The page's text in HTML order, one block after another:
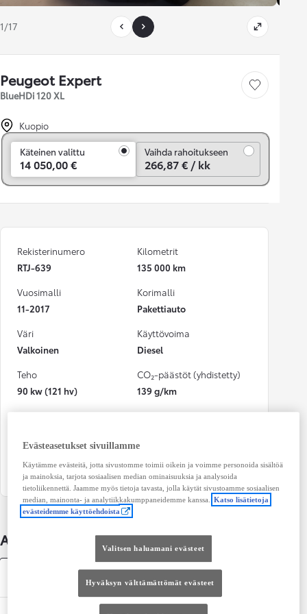
1/17
Peugeot Expert
BlueHDi 120 XL
Tallenna auto
Kuopio
Käteinen valittu
14 050,00 €
Vaihda rahoitukseen
266,87 € / kk
Rekisterinumero
RTJ-639
Kilometrit
135 000 km
Vuosimalli
11-2017
Korimalli
Pakettiauto
Väri
Valkoinen
Käyttövoima
Diesel
Teho
90 kw (121 hv)
CO₂-päästöt (yhdistetty)
139 g/km
Auton lisätiedot
Tekniset tiedot
Evästeasetukset sivuillamme
Käytämme evästeitä, jotta sivustomme toimii oikein ja voimme personoida sisältöä
ja mainoksia, tarjota sosiaalisen median ominaisuuksia ja analysoida
tietoliikennettä. Jaamme myös tietoja tavasta, jolla käytät sivustoamme sosiaalisen
median, mainonta- ja analytiikkakumppaneidemme kanssa.
Katso lisätietoja
evästeidemme käyttöehdoista
Valitsen haluamani evästeet
Hyväksyn välttämättömät evästeet